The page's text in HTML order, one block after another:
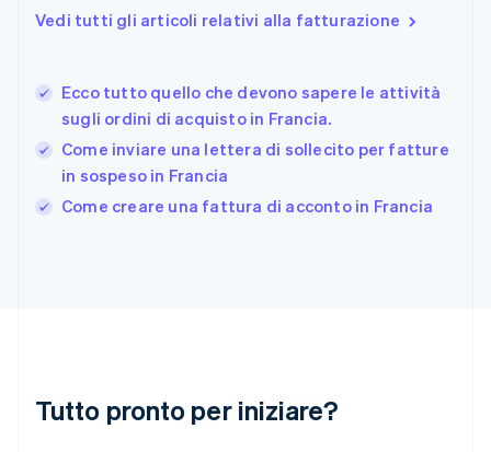
Vedi tutti gli articoli relativi alla fatturazione
Ecco tutto quello che devono sapere le attività
sugli ordini di acquisto in Francia.
Come inviare una lettera di sollecito per fatture
in sospeso in Francia
Come creare una fattura di acconto in Francia
Tutto pronto per iniziare?
Finlandia
Germania
DeutschEnglish
Giappone
Gibilterra
English
Lettonia
English